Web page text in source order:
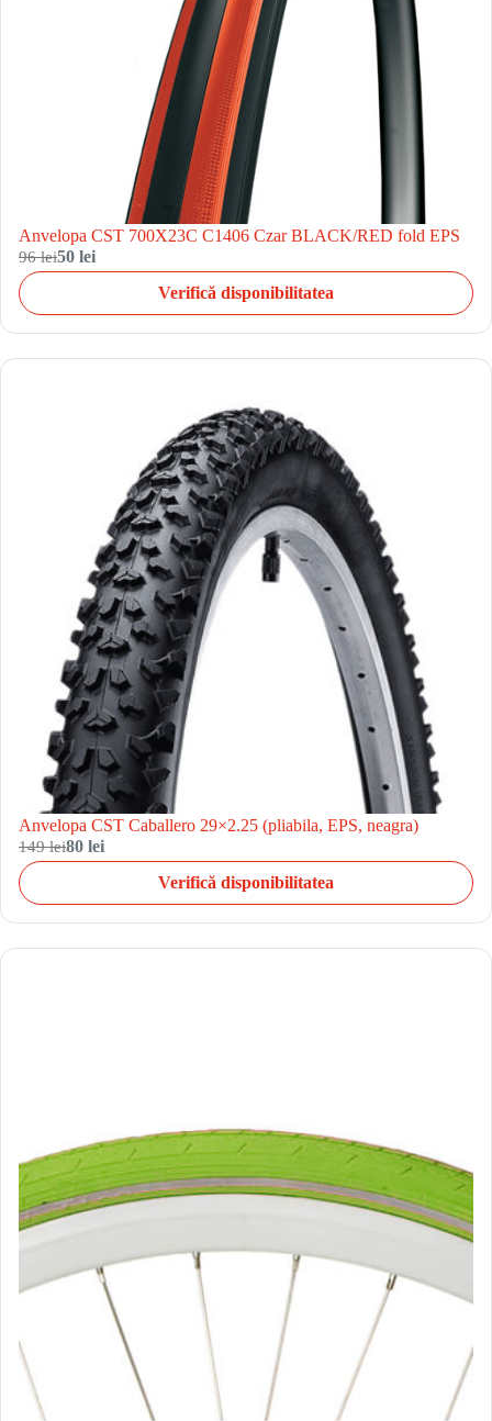
Anvelopa CST 700X23C C1406 Czar BLACK/RED fold EPS
96 lei50 lei
Verifică disponibilitatea
Anvelopa CST Caballero 29×2.25 (pliabila, EPS, neagra)
149 lei80 lei
Verifică disponibilitatea